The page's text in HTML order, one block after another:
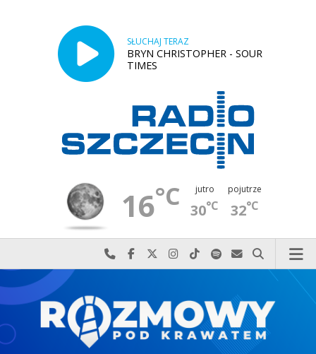
SŁUCHAJ TERAZ
BRYN CHRISTOPHER - SOUR
TIMES
16°C jutro
30°C
pojutrze
32°C
Najlepiej po prostu do nas zadzwoń
Odwiedź nas na Facebook-u
Odwiedź nas na X
Odwiedź nas na Instagram-ie
Odwiedź nas na TikTok-u
Szukaj nas na Spotify
Wyślij do nas
Szukaj